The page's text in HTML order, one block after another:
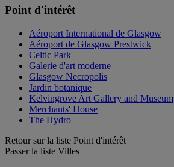
Point d'intérêt
Aéroport International de Glasgow
Aéroport de Glasgow Prestwick
Celtic Park
Galerie d'art moderne
Glasgow Necropolis
Jardin botanique
Kelvingrove Art Gallery and Museum
Merchants' House
The Hydro
Retour sur la liste Point d'intérêt
Passer la liste Villes